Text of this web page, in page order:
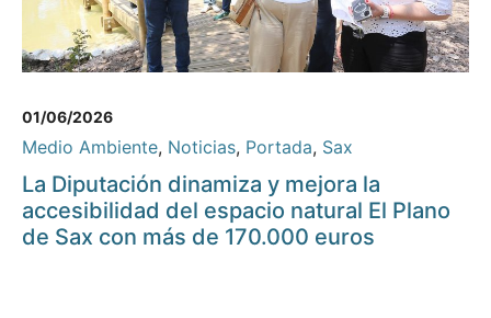
01/06/2026
Medio Ambiente, Noticias, Portada, Sax
La Diputación dinamiza y mejora la
accesibilidad del espacio natural El Plano
de Sax con más de 170.000 euros